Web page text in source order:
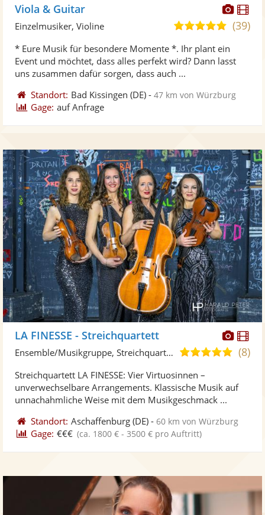
Viola & Guitar
5,0
5
(39)
Einzelmusiker, Violine
* Eure Musik für besondere Momente *. Ihr plant ein
Event und möchtet, dass alles perfekt wird? Dann lasst
uns zusammen dafür sorgen, dass auch ...
Standort: Bad Kissingen (DE) -47 km von Würzburg
Gage: auf Anfrage
LA FINESSE - Streichquartett
5,0
5
(8)
Ensemble/Musikgruppe, Streichquartett
Streichquartett LA FINESSE: Vier Virtuosinnen –
unverwechselbare Arrangements. Klassische Musik auf
unnachahmliche Weise mit dem Musikgeschmack ...
Standort: Aschaffenburg (DE) -60 km von Würzburg
Gage: €€€ (ca. 1800 € - 3500 € pro Auftritt)